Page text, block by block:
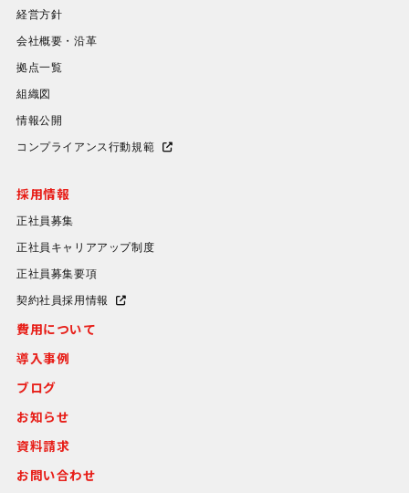
経営方針
会社概要・沿革
拠点一覧
組織図
情報公開
コンプライアンス行動規範
採用情報
正社員募集
正社員キャリアアップ制度
正社員募集要項
契約社員採用情報
費用について
導入事例
ブログ
お知らせ
資料請求
お問い合わせ